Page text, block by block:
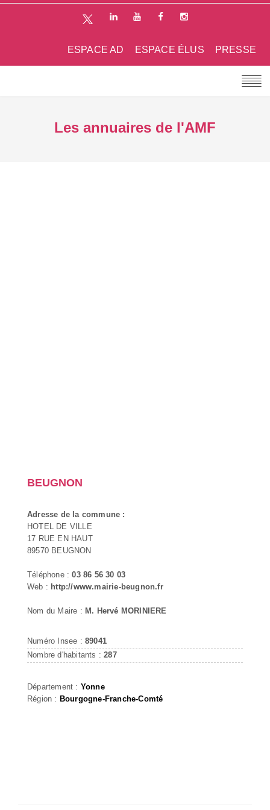
PRESSE
ESPACE ÉLUS
ESPACE AD
Les annuaires de l'AMF
BEUGNON
Adresse de la commune :
HOTEL DE VILLE
17 RUE EN HAUT
89570 BEUGNON
Téléphone :03 86 56 30 03
Web : http://www.mairie-beugnon.fr
Nom du Maire : M. Hervé MORINIERE
Numéro Insee : 89041
Nombre d'habitants :287
Département : Yonne
Région : Bourgogne-Franche-Comté